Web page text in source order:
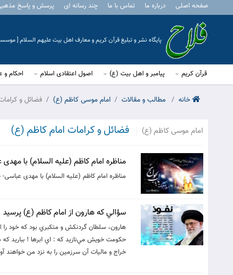
صفحه اصلی درباره ما تماس با ما چند رسانه ای پرسش و پاسخ
پایگاه نشر و تبلیغ قرآن کریم و معارف اهل بیت علیهم السلام [
قرآن کریم پیامبر و اهل بیت (ع) اصول اعتقادی اسلام احکام و
خانه مطالب و مقالات امام موسی کاظم (ع) فضائل و
امام موسی کاظم (ع) فضائل و کرامات امام کاظم (ع)
مناظره امام کاظم (علیه السلام) با
مناظره امام کاظم (علیه السلام) با مهدی
سؤالي كه هارون از امام كاظم (ع) پرسيد
هارون، سلطان گردنکش و متکبري بود که خود
حکومت خويش مي‌نازيد که : اي ابرها ! بباريد
خراج و ماليات آن سرزمين را به نزد من خواهند